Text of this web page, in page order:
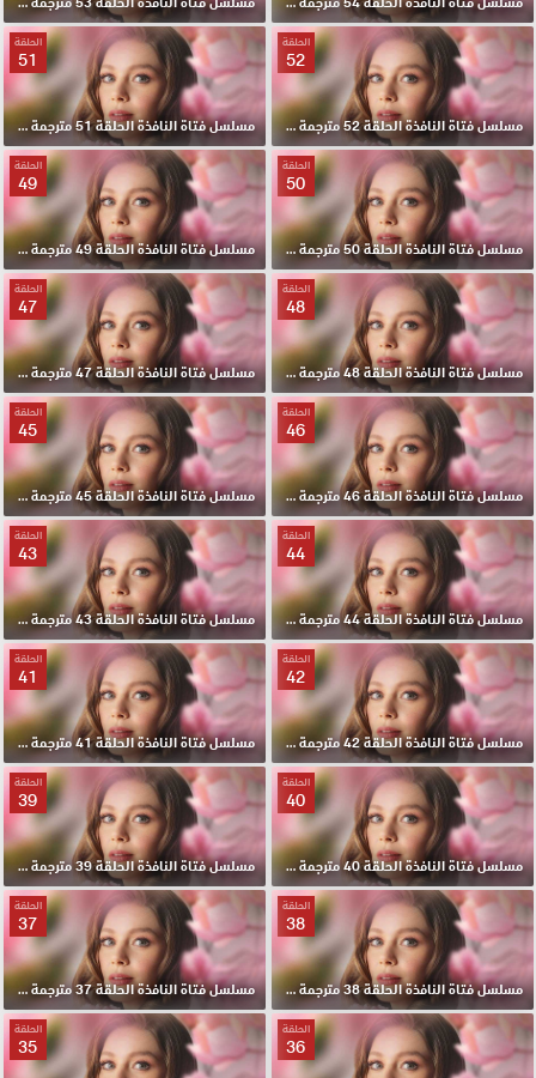
الحلقة
52
مسلسل فتاة النافذة الحلقة 52 مترجمة HD
الحلقة
51
مسلسل فتاة النافذة الحلقة 51 مترجمة HD
الحلقة
50
مسلسل فتاة النافذة الحلقة 50 مترجمة HD
الحلقة
49
مسلسل فتاة النافذة الحلقة 49 مترجمة HD
الحلقة
48
مسلسل فتاة النافذة الحلقة 48 مترجمة HD
الحلقة
47
مسلسل فتاة النافذة الحلقة 47 مترجمة HD
الحلقة
46
مسلسل فتاة النافذة الحلقة 46 مترجمة HD
الحلقة
45
مسلسل فتاة النافذة الحلقة 45 مترجمة HD
الحلقة
44
مسلسل فتاة النافذة الحلقة 44 مترجمة HD
الحلقة
43
مسلسل فتاة النافذة الحلقة 43 مترجمة HD
الحلقة
42
مسلسل فتاة النافذة الحلقة 42 مترجمة HD
الحلقة
41
مسلسل فتاة النافذة الحلقة 41 مترجمة HD
الحلقة
40
مسلسل فتاة النافذة الحلقة 40 مترجمة HD
الحلقة
39
مسلسل فتاة النافذة الحلقة 39 مترجمة HD
الحلقة
38
مسلسل فتاة النافذة الحلقة 38 مترجمة HD
الحلقة
37
مسلسل فتاة النافذة الحلقة 37 مترجمة HD
الحلقة
36
الحلقة
35